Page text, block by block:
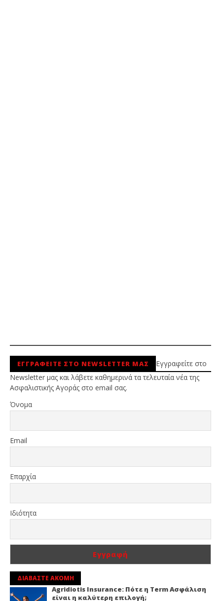
ΕΓΓΡΑΦΕΙΤΕ ΣΤΟ NEWSLETTER ΜΑΣ
Εγγραφείτε στο
Newsletter μας και λάβετε καθημερινά τα τελευταία νέα της
Ασφαλιστικής Αγοράς στο email σας.
Όνομα
Email
Επαρχία
Ιδιότητα
ΔΙΑΒΑΣΤΕ ΑΚΟΜΗ
Agridiotis Insurance: Πότε η Term Ασφάλιση
είναι η καλύτερη επιλογή;